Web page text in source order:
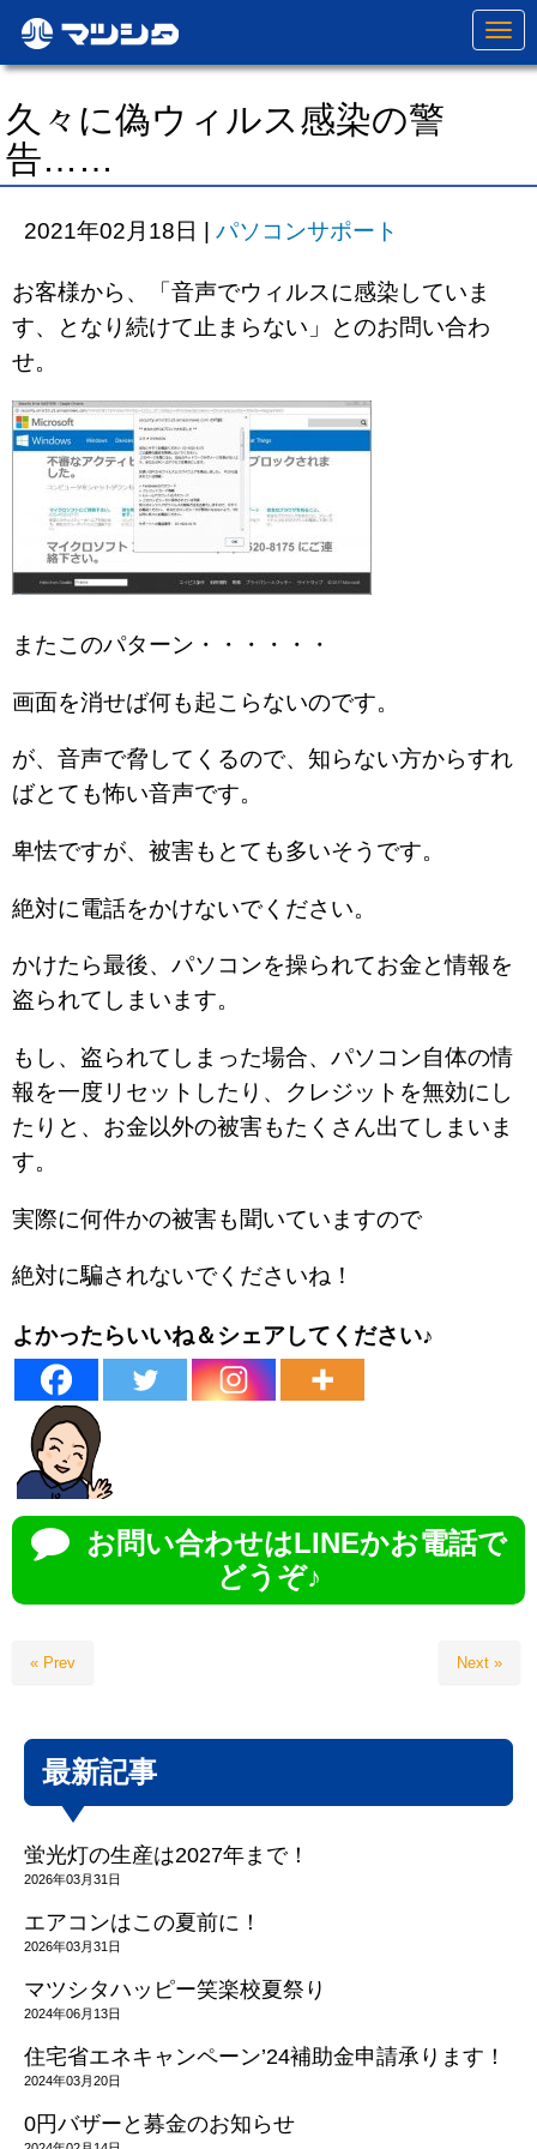
N
a
v
o
久々に偽ウィルス感染の警
告……
2021年02月18日 | パソコンサポート
お客様から、「音声でウィルスに感染していま
す、となり続けて止まらない」とのお問い合わ
せ。
またこのパターン・・・・・・
画面を消せば何も起こらないのです。
が、音声で脅してくるので、知らない方からすれ
ばとても怖い音声です。
卑怯ですが、被害もとても多いそうです。
絶対に電話をかけないでください。
かけたら最後、パソコンを操られてお金と情報を
盗られてしまいます。
もし、盗られてしまった場合、パソコン自体の情
報を一度リセットしたり、クレジットを無効にし
たりと、お金以外の被害もたくさん出てしまいま
す。
実際に何件かの被害も聞いていますので
絶対に騙されないでくださいね！
よかったらいいね＆シェアしてください♪
お問い合わせはLINEかお電話で
どうぞ♪
« Prev Next »
最新記事
蛍光灯の生産は2027年まで！
2026年03月31日
エアコンはこの夏前に！
2026年03月31日
マツシタハッピー笑楽校夏祭り
2024年06月13日
住宅省エネキャンペーン’24補助金申請承ります！
2024年03月20日
0円バザーと募金のお知らせ